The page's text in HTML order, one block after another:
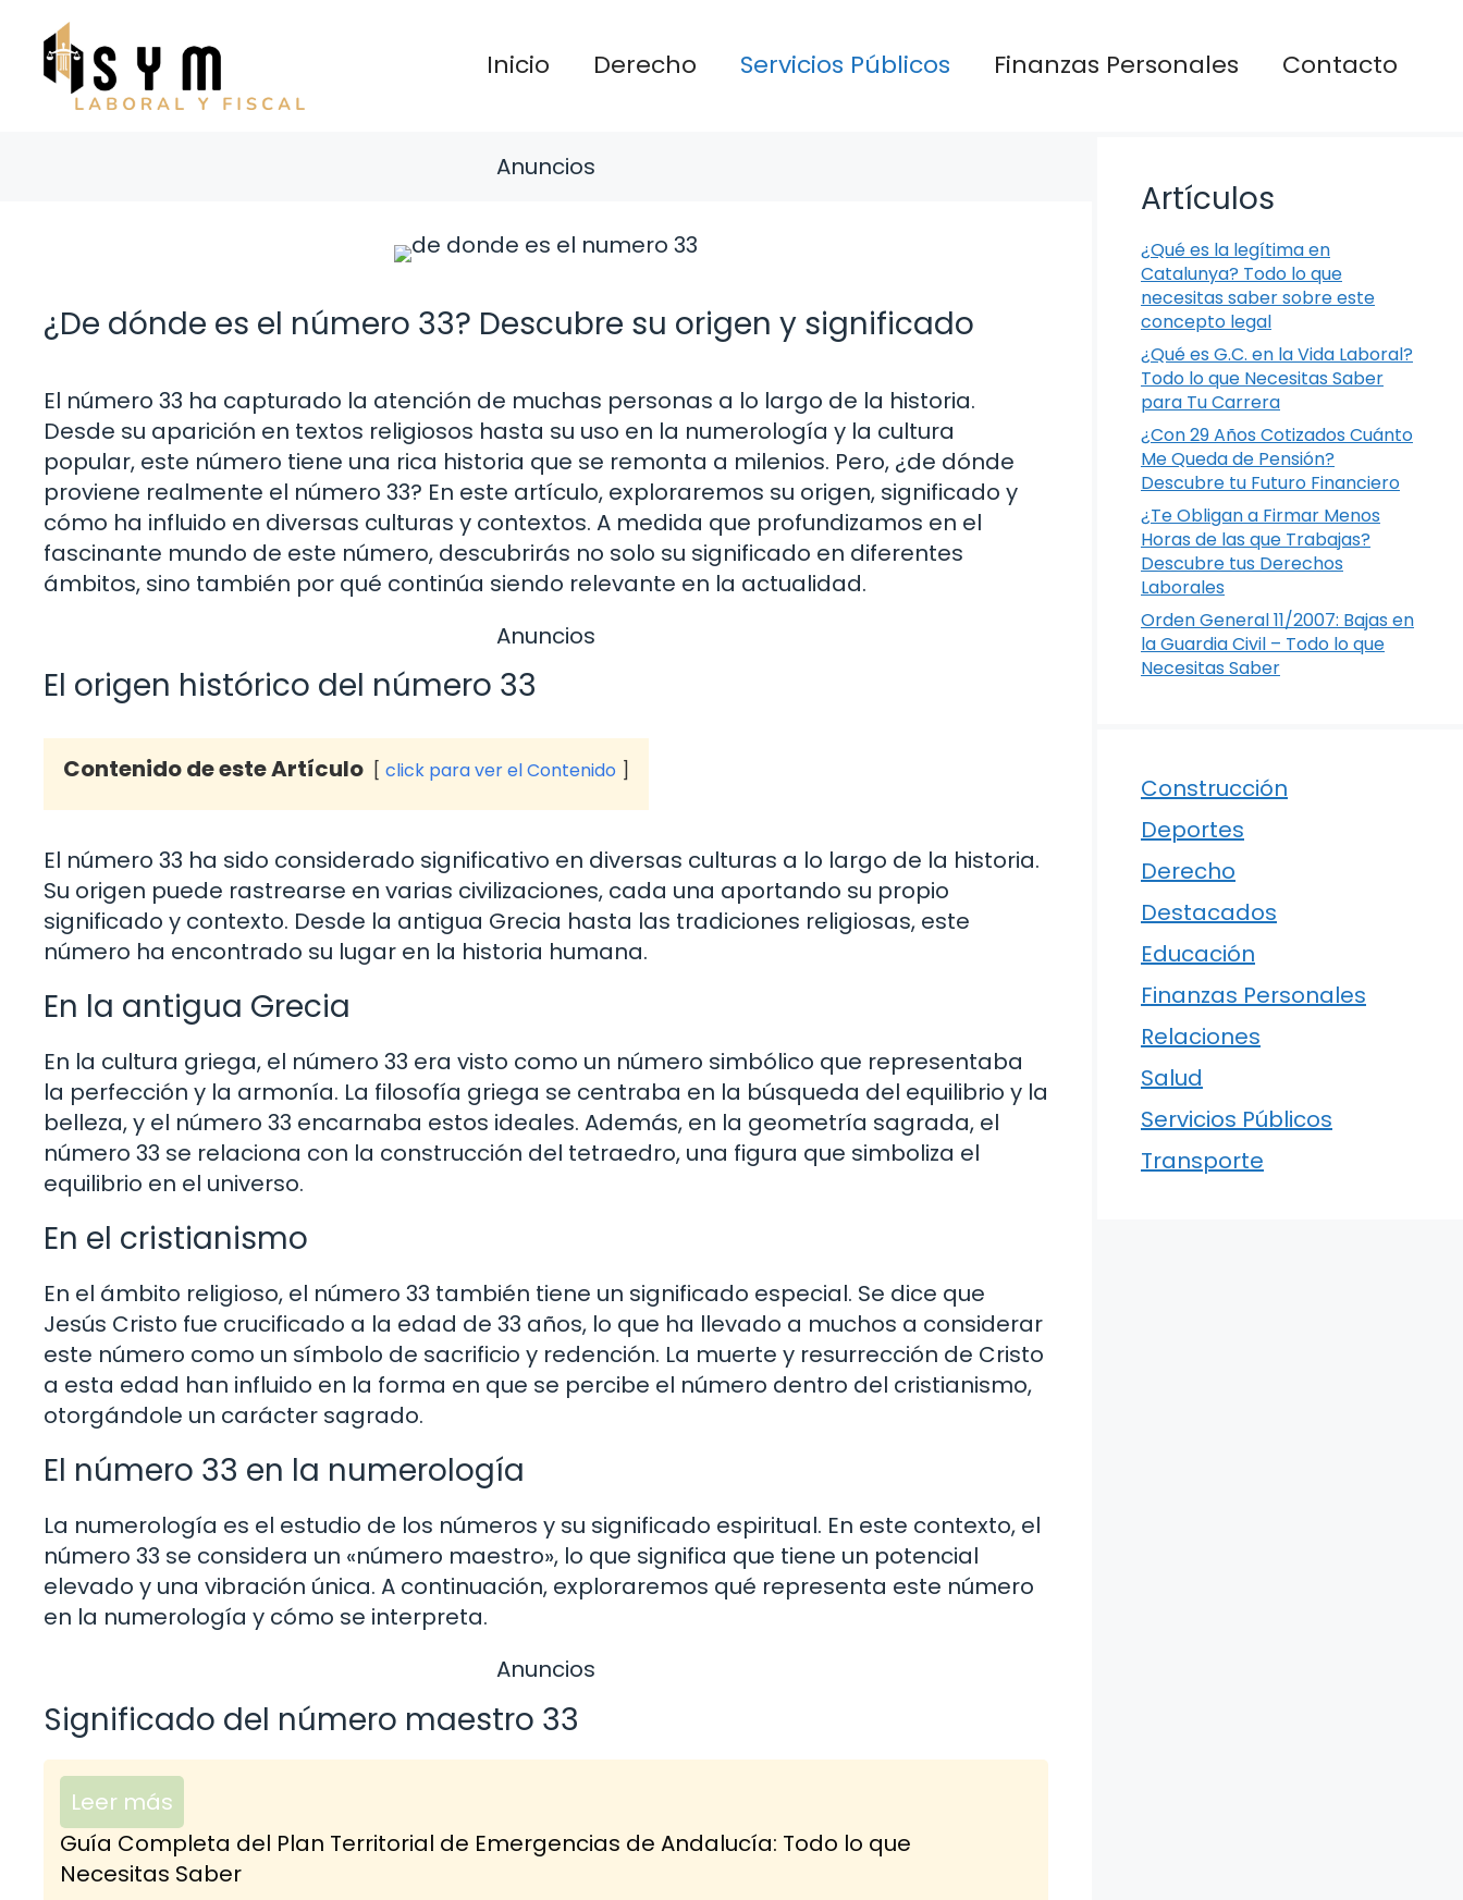
contenido
Inicio Derecho Servicios Públicos Finanzas Personales Contacto
Anuncios
¿De dónde es el número 33? Descubre su origen y significado
El número 33 ha capturado la atención de muchas personas a lo largo de la historia.
Desde su aparición en textos religiosos hasta su uso en la numerología y la cultura
popular, este número tiene una rica historia que se remonta a milenios. Pero, ¿de dónde
proviene realmente el número 33? En este artículo, exploraremos su origen, significado y
cómo ha influido en diversas culturas y contextos. A medida que profundizamos en el
fascinante mundo de este número, descubrirás no solo su significado en diferentes
ámbitos, sino también por qué continúa siendo relevante en la actualidad.
Anuncios
El origen histórico del número 33
Contenido de este Artículo click para ver el Contenido
El número 33 ha sido considerado significativo en diversas culturas a lo largo de la historia.
Su origen puede rastrearse en varias civilizaciones, cada una aportando su propio
significado y contexto. Desde la antigua Grecia hasta las tradiciones religiosas, este
número ha encontrado su lugar en la historia humana.
En la antigua Grecia
En la cultura griega, el número 33 era visto como un número simbólico que representaba
la perfección y la armonía. La filosofía griega se centraba en la búsqueda del equilibrio y la
belleza, y el número 33 encarnaba estos ideales. Además, en la geometría sagrada, el
número 33 se relaciona con la construcción del tetraedro, una figura que simboliza el
equilibrio en el universo.
En el cristianismo
En el ámbito religioso, el número 33 también tiene un significado especial. Se dice que
Jesús Cristo fue crucificado a la edad de 33 años, lo que ha llevado a muchos a considerar
este número como un símbolo de sacrificio y redención. La muerte y resurrección de Cristo
a esta edad han influido en la forma en que se percibe el número dentro del cristianismo,
otorgándole un carácter sagrado.
El número 33 en la numerología
La numerología es el estudio de los números y su significado espiritual. En este contexto, el
número 33 se considera un «número maestro», lo que significa que tiene un potencial
elevado y una vibración única. A continuación, exploraremos qué representa este número
en la numerología y cómo se interpreta.
Anuncios
Significado del número maestro 33
Leer más
Guía Completa del Plan Territorial de Emergencias de Andalucía: Todo lo que
Necesitas Saber
Artículos
¿Qué es la legítima en
Catalunya? Todo lo que
necesitas saber sobre este
concepto legal
¿Qué es G.C. en la Vida Laboral?
Todo lo que Necesitas Saber
para Tu Carrera
¿Con 29 Años Cotizados Cuánto
Me Queda de Pensión?
Descubre tu Futuro Financiero
¿Te Obligan a Firmar Menos
Horas de las que Trabajas?
Descubre tus Derechos
Laborales
Orden General 11/2007: Bajas en
la Guardia Civil – Todo lo que
Necesitas Saber
Construcción
Deportes
Derecho
Destacados
Educación
Finanzas Personales
Relaciones
Salud
Servicios Públicos
Transporte